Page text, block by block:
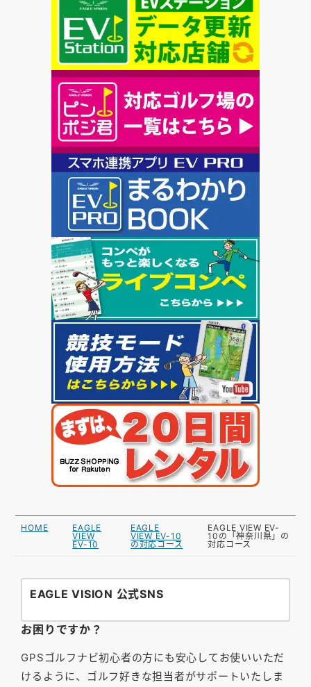
HOME
EAGLE
VIEW
EV-10
EAGLE
VIEW EV-10
の対応コース
EAGLE VIEW EV-
10の「神奈川県」の
対応コース
EAGLE VISION 公式SNS
お困りですか？
GPSゴルフナビ初心者の方にも安心してお使いいただ
けるように、ゴルフ好きな担当者がサポートいたしま